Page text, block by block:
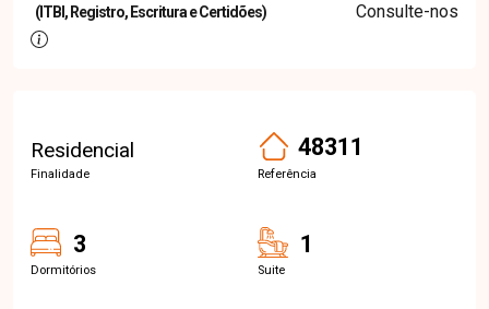
(ITBI, Registro, Escritura e Certidões) Consulte-nos
Residencial
Finalidade
48311
Referência
3
Dormitórios
1
Suite